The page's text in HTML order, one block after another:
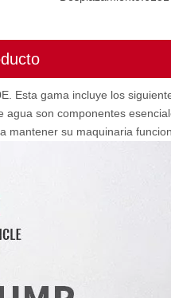
Esta gama incluye los
son componentes
su maquinaria